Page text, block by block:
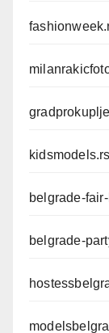
kidsmodels.rs
belgrade-
belgrade-